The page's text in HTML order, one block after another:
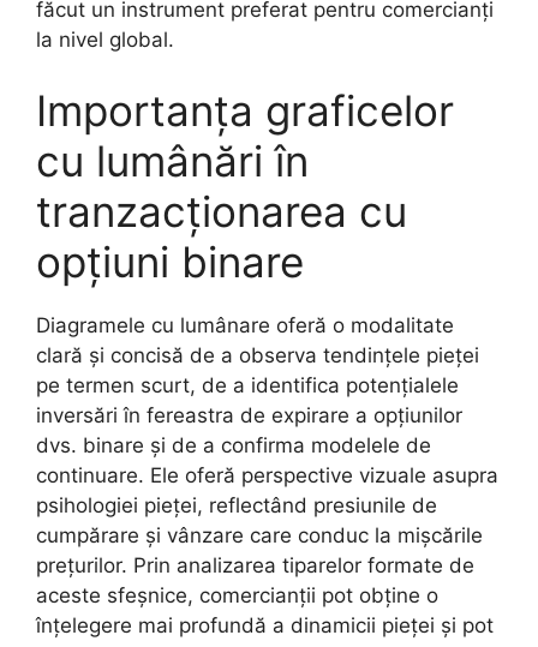
făcut un instrument preferat pentru comercianți
la nivel global.
Importanța graficelor
cu lumânări în
tranzacționarea cu
opțiuni binare
Diagramele cu lumânare oferă o modalitate
clară și concisă de a observa tendințele pieței
pe termen scurt, de a identifica potențialele
inversări în fereastra de expirare a opțiunilor
dvs. binare și de a confirma modelele de
continuare. Ele oferă perspective vizuale asupra
psihologiei pieței, reflectând presiunile de
cumpărare și vânzare care conduc la mișcările
prețurilor. Prin analizarea tiparelor formate de
aceste sfeșnice, comercianții pot obține o
înțelegere mai profundă a dinamicii pieței și pot